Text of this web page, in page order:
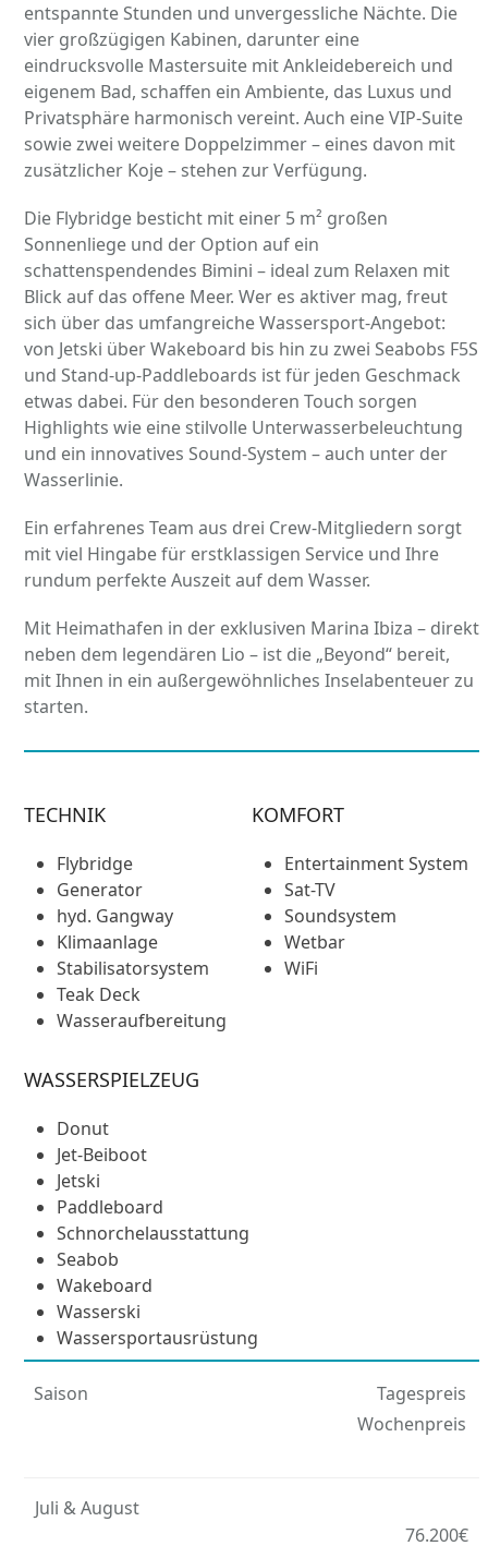
entspannte Stunden und unvergessliche Nächte. Die
vier großzügigen Kabinen, darunter eine
eindrucksvolle Mastersuite mit Ankleidebereich und
eigenem Bad, schaffen ein Ambiente, das Luxus und
Privatsphäre harmonisch vereint. Auch eine VIP-Suite
sowie zwei weitere Doppelzimmer – eines davon mit
zusätzlicher Koje – stehen zur Verfügung.
Die Flybridge besticht mit einer 5 m² großen
Sonnenliege und der Option auf ein
schattenspendendes Bimini – ideal zum Relaxen mit
Blick auf das offene Meer. Wer es aktiver mag, freut
sich über das umfangreiche Wassersport-Angebot:
von Jetski über Wakeboard bis hin zu zwei Seabobs F5S
und Stand-up-Paddleboards ist für jeden Geschmack
etwas dabei. Für den besonderen Touch sorgen
Highlights wie eine stilvolle Unterwasserbeleuchtung
und ein innovatives Sound-System – auch unter der
Wasserlinie.
Ein erfahrenes Team aus drei Crew-Mitgliedern sorgt
mit viel Hingabe für erstklassigen Service und Ihre
rundum perfekte Auszeit auf dem Wasser.
Mit Heimathafen in der exklusiven Marina Ibiza – direkt
neben dem legendären Lio – ist die „Beyond“ bereit,
mit Ihnen in ein außergewöhnliches Inselabenteuer zu
starten.
TECHNIK
Flybridge
Generator
hyd. Gangway
Klimaanlage
Stabilisatorsystem
Teak Deck
Wasseraufbereitung
KOMFORT
Entertainment System
Sat-TV
Soundsystem
Wetbar
WiFi
WASSERSPIELZEUG
Donut
Jet-Beiboot
Jetski
Paddleboard
Schnorchelausstattung
Seabob
Wakeboard
Wasserski
Wassersportausrüstung
Saison
Tagespreis
Wochenpreis
Juli & August
76.200€